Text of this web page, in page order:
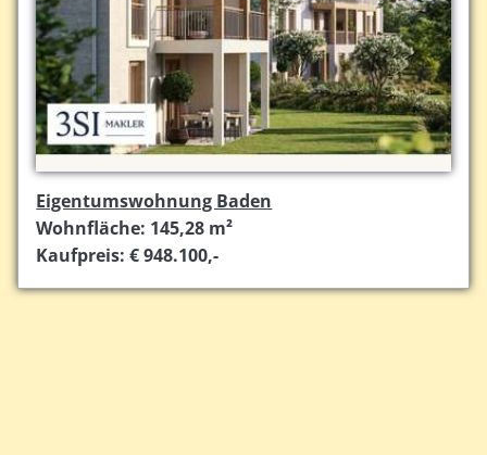
Eigentumswohnung Baden
Wohnfläche: 145,28 m²
Kaufpreis: € 948.100,-